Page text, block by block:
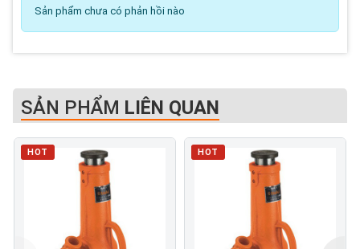
Sản phẩm chưa có phản hồi nào
SẢN PHẨM LIÊN QUAN
HOT HOT